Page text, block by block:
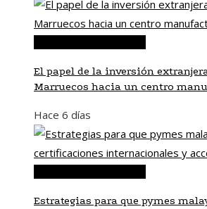
El papel de la inversión
Marruecos hacia un centro
Hace 6 días
Estrategias para que pymes